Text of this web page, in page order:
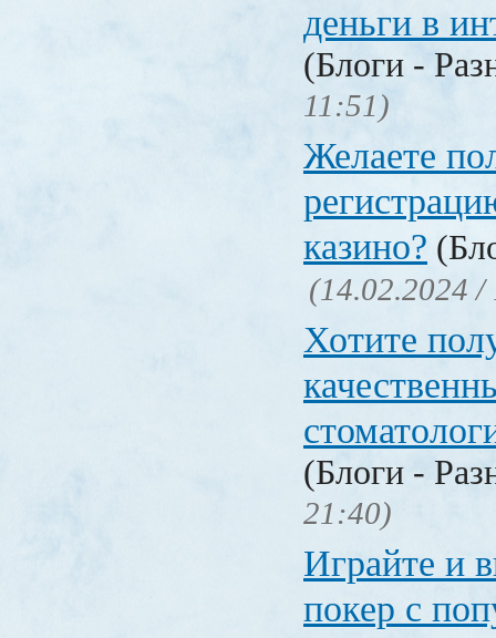
деньги в
(Блоги -
11:51)
Желаете
казино?
(14.02.2024 /
Хотите
(Блоги -
21:40)
Играйте и
покер с